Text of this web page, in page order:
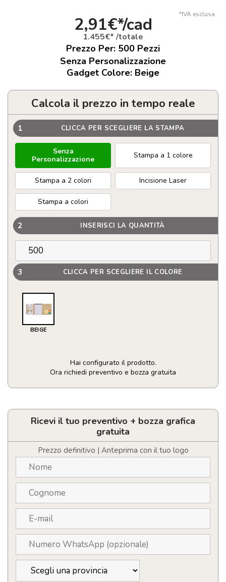
*IVA esclusa
2,91€*/cad
1.455€* /totale
Prezzo Per: 500 Pezzi
Senza Personalizzazione
Gadget Colore: Beige
Calcola il prezzo in tempo reale
1 CLICCA PER SCEGLIERE LA STAMPA
Senza
Personalizzazione
Stampa a 1 colore
Stampa a 2 colori Incisione Laser
Stampa a colori
2 INSERISCI LA QUANTITÀ
3 CLICCA PER SCEGLIERE IL COLORE
BEIGE
Hai configurato il prodotto.
Ora richiedi preventivo e bozza gratuita
Set
con
bloccoRicevi il tuo preventivo + bozza grafica
gratuita
Prezzo definitivo | Anteprima con il tuo logo